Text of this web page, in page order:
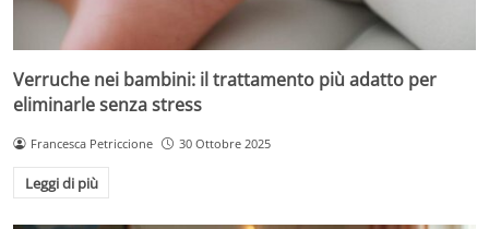
Verruche nei bambini: il trattamento più adatto per
eliminarle senza stress
Francesca Petriccione 30 Ottobre 2025
Leggi di più